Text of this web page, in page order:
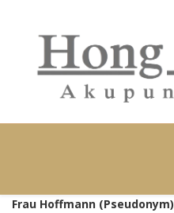
Frau Hoffmann (Pseudonym)